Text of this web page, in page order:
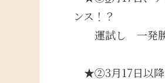
ンス！？
運試し 一発勝
★②3月17日以降